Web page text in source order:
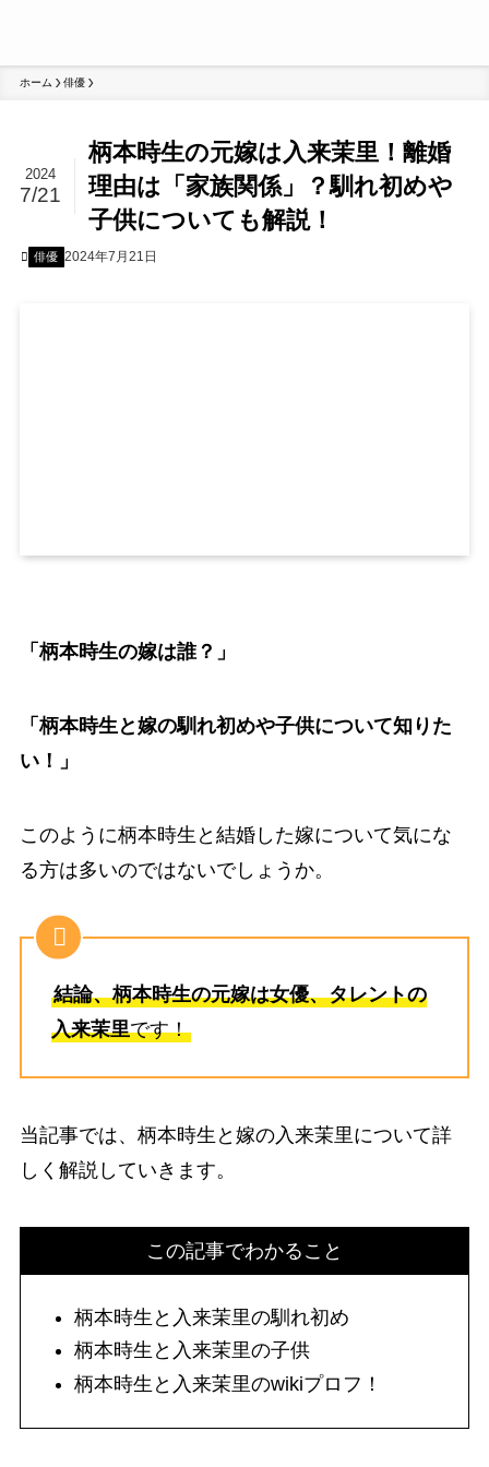
ホーム 俳優
柄本時生の元嫁は入来茉里！離婚
理由は「家族関係」？馴れ初めや
子供についても解説！
2024
7/21
俳優 2024年7月21日
「柄本時生の嫁は誰？」
「柄本時生と嫁の馴れ初めや子供について知りた
い！」
このように柄本時生と結婚した嫁について気にな
る方は多いのではないでしょうか。
結論、柄本時生の元嫁は女優、タレントの
入来茉里です！
当記事では、柄本時生と嫁の入来茉里について詳
しく解説していきます。
この記事でわかること
柄本時生と入来茉里の馴れ初め
柄本時生と入来茉里の子供
柄本時生と入来茉里のwikiプロフ！